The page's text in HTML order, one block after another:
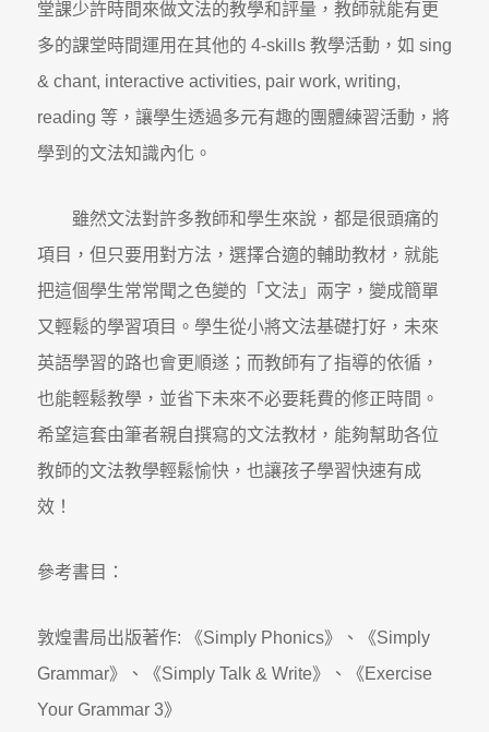
堂課少許時間來做文法的教學和評量，教師就能有更
多的課堂時間運用在其他的 4-skills 教學活動，如 sing
& chant, interactive activities, pair work, writing,
reading 等，讓學生透過多元有趣的團體練習活動，將
學到的文法知識內化。
雖然文法對許多教師和學生來說，都是很頭痛的
項目，但只要用對方法，選擇合適的輔助教材，就能
把這個學生常常聞之色變的「文法」兩字，變成簡單
又輕鬆的學習項目。學生從小將文法基礎打好，未來
英語學習的路也會更順遂；而教師有了指導的依循，
也能輕鬆教學，並省下未來不必要耗費的修正時間。
希望這套由筆者親自撰寫的文法教材，能夠幫助各位
教師的文法教學輕鬆愉快，也讓孩子學習快速有成
效！
參考書目：
敦煌書局出版著作: 《Simply Phonics》、《Simply
Grammar》、《Simply Talk & Write》、《Exercise
Your Grammar 3》